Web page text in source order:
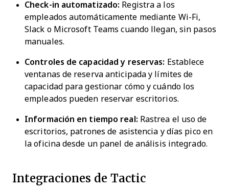
Check-in automatizado: Registra a los
empleados automáticamente mediante Wi-Fi,
Slack o Microsoft Teams cuando llegan, sin pasos
manuales.
Controles de capacidad y reservas: Establece
ventanas de reserva anticipada y límites de
capacidad para gestionar cómo y cuándo los
empleados pueden reservar escritorios.
Información en tiempo real: Rastrea el uso de
escritorios, patrones de asistencia y días pico en
la oficina desde un panel de análisis integrado.
Integraciones de Tactic